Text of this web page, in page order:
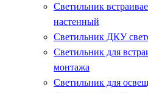
Светильник
настенный
Светильник ДКУ
Светильник для
монтажа
Светильник для